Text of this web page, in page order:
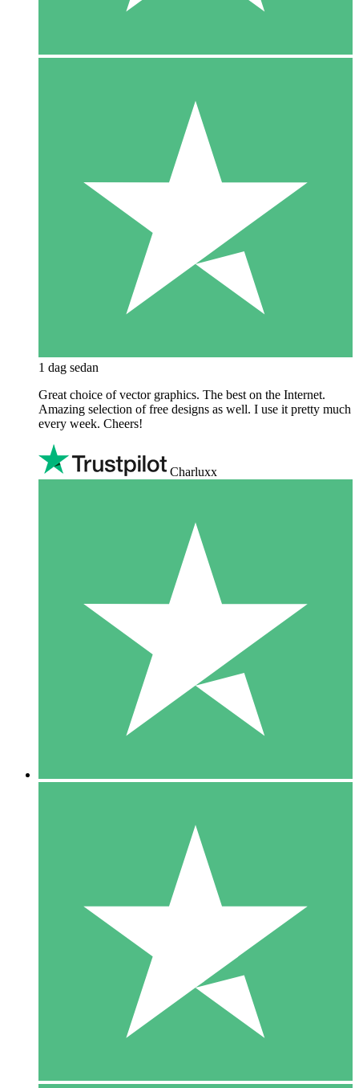
1 dag sedan
Great choice of vector graphics. The best on the Internet.
Amazing selection of free designs as well. I use it pretty much
every week. Cheers!
Charluxx